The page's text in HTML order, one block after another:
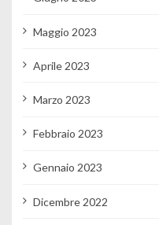
Maggio 2023
Aprile 2023
Marzo 2023
Febbraio 2023
Gennaio 2023
Dicembre 2022